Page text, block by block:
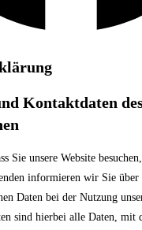
Kontaktdaten
Sie unsere Website
informieren wir Sie über
Daten bei der Nutzung
sind hierbei alle Daten, mit